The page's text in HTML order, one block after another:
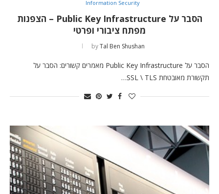
Information Security
הסבר על Public Key Infrastructure – הצפנות
מפתח ציבורי ופרטי
byTal Ben Shushan
הסבר על Public Key Infrastructure מאמרים קשורים: הסבר על
תקשורת מאובטחת SSL \ TLS…